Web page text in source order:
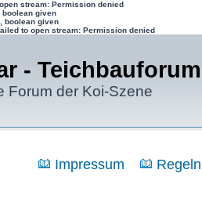
stream: Permission denied
boolean given
boolean given
to open stream: Permission denied
- Teichbauforum
Forum der Koi-Szene
Impressum
Regeln